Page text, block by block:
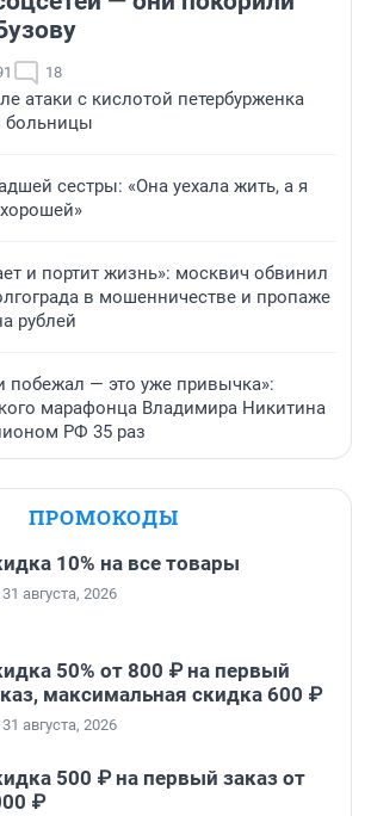
18
атаки с кислотой петербурженка
больницы
сестры: «Она уехала жить, а я
и портит жизнь»: москвич обвинил
в мошенничестве и пропаже
рублей
побежал — это уже привычка»:
марафонца Владимира Никитина
РФ 35 раз
ПРОМОКОДЫ
10% на все товары
августа, 2026
50% от 800 ₽ на первый
максимальная скидка 600 ₽
августа, 2026
500 ₽ на первый заказ от
₽